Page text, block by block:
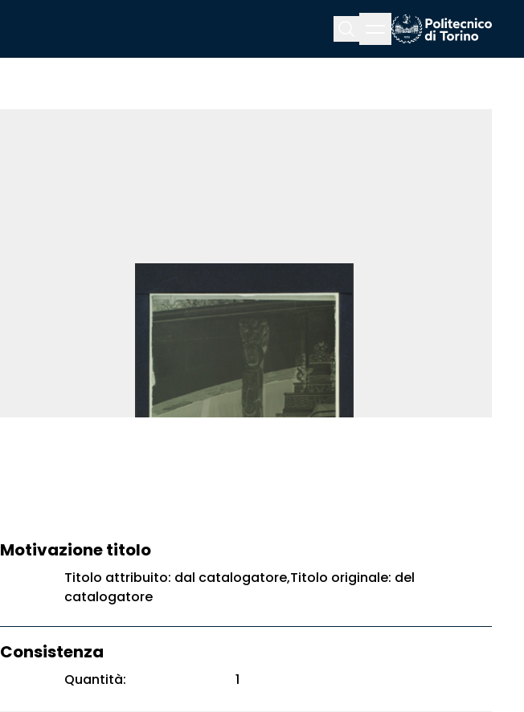
Menu button
Motivazione titolo
Titolo attribuito: dal catalogatore,Titolo originale: del
catalogatore
Consistenza
Quantità: 1